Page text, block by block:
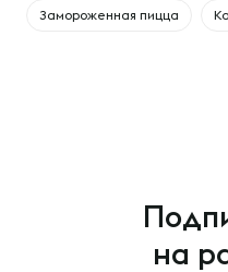
Замороженная пицца
на